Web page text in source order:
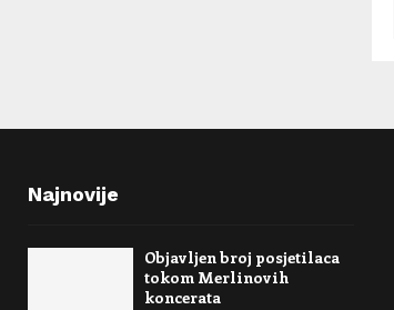
Najnovije
Objavljen broj posjetilaca
tokom Merlinovih
koncerata